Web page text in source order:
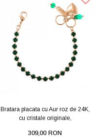
Bratara placata cu Aur roz de 24K,
cu cristale originale,
309,00 RON